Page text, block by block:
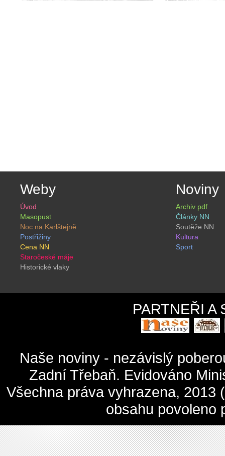
Weby
Úvod
Masopust
Noc na Karlštejně
Postřižiny
Cena NN
Staročeské máje
Historické vlaky
Noviny
Archiv pdf
Články NN
Soutěže NN
Kultura
Sport
PARTNEŘI A
Naše noviny - nezávislý
Zadní Třebaň. Evidováno
Všechna práva vyhrazena,
obsahu povoleno